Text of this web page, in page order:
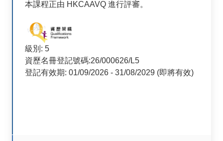
本課程正由 HKCAAVQ 進行評審。
級別: 5
資歷名冊登記號碼:26/000626/L5
登記有效期: 01/09/2026 - 31/08/2029 (即將有效)